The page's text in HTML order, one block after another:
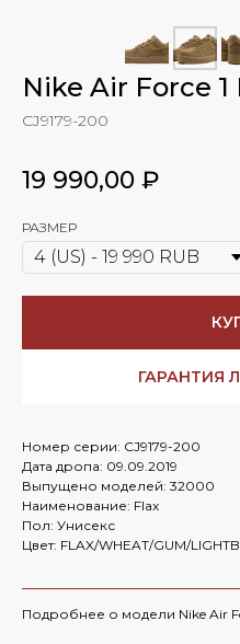
Nike Air Force
CJ9179-200
19 990,00 ₽
РАЗМЕР
ГАРАНТИЯ
Номер серии: CJ9179-200
Дата дропа: 09.09.2019
Выпущено моделей: 32000
Наименование: Flax
Пол: Унисекс
Цвет: FLAX/WHEAT/GUM/
Подробнее о модели Nike Air